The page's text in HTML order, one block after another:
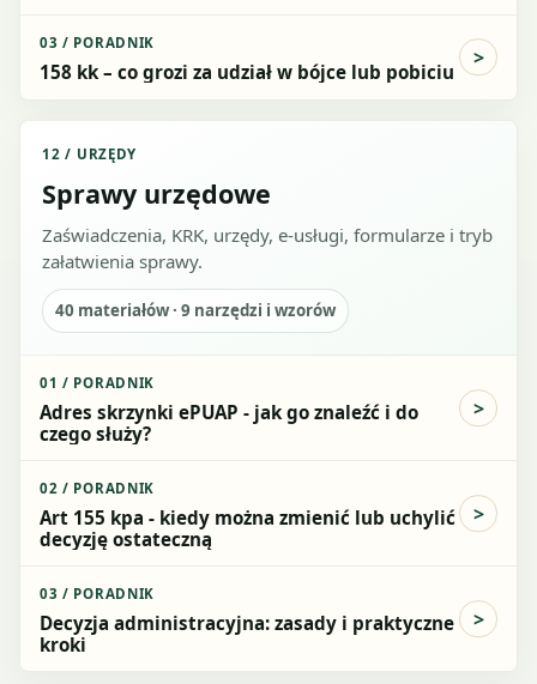
03 / PORADNIK
158 kk – co grozi za udział w bójce lub pobiciu
12 / URZĘDY
Sprawy urzędowe
Zaświadczenia, KRK, urzędy, e-usługi, formularze i tryb
załatwienia sprawy.
40 materiałów ·9 narzędzi i wzorów
01 / PORADNIK
Adres skrzynki ePUAP - jak go znaleźć i do
czego służy?
02 / PORADNIK
Art 155 kpa - kiedy można zmienić lub uchylić
decyzję ostateczną
03 / PORADNIK
Decyzja administracyjna: zasady i praktyczne
kroki